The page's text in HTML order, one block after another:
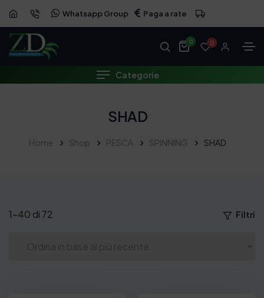
Whatsapp Group Paga a rate
0 0
Categorie
SHAD
Home Shop PESCA SPINNING SHAD
1–40 di 72 Filtri